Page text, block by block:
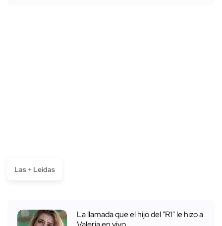
Las + Leídas
La llamada que el hijo del "R1" le hizo a